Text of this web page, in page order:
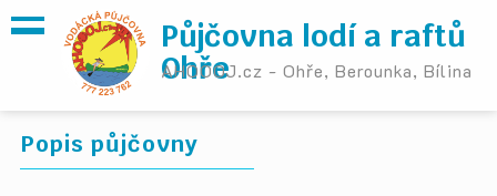
Půjčovna lodí a raftů
Ohře
AHOOOJ.cz - Ohře, Berounka, Bílina
Popis půjčovny